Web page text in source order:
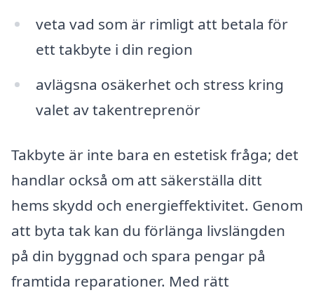
veta vad som är rimligt att betala för
ett takbyte i din region
avlägsna osäkerhet och stress kring
valet av takentreprenör
Takbyte är inte bara en estetisk fråga; det
handlar också om att säkerställa ditt
hems skydd och energieffektivitet. Genom
att byta tak kan du förlänga livslängden
på din byggnad och spara pengar på
framtida reparationer. Med rätt